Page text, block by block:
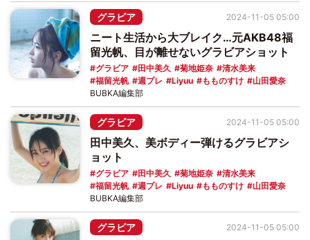
グラビア
ニート生活から大ブレイク…元AKB48福
留光帆、目が離せないグラビアショット
グラビア 田中美久 菊地姫奈
清水美来
福留光帆
週プレ Liyuu もものすけ 山田愛奈
2024-11-05 05:00
BUBKA編集部
グラビア
田中美久、美ボディー弾けるグラビアシ
ョット
グラビア 田中美久 菊地姫奈
清水美来
福留光帆
週プレ Liyuu もものすけ 山田愛奈
2024-11-05 05:00
BUBKA編集部
グラビア 2024-11-05 05:00